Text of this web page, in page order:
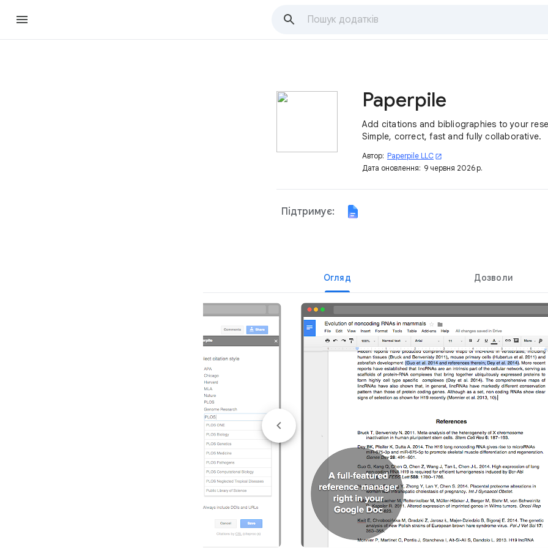
Paperpile
Add citations and bibliographies to your
Simple, correct, fast and fully collaborative.
Автор: Paperpile LLC open_in_new
Дата оновлення: 9 червня 2026 р.
Підтримує:
Огляд Дозволи